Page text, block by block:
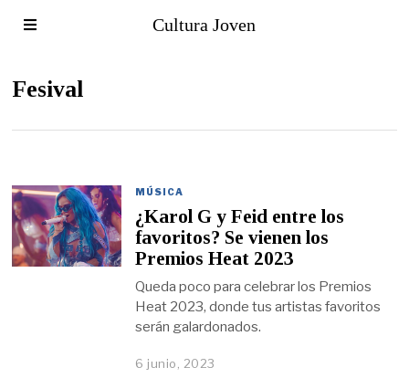
Cultura Joven
Fesival
MÚSICA
¿Karol G y Feid entre los
favoritos? Se vienen los
Premios Heat 2023
Queda poco para celebrar los Premios
Heat 2023, donde tus artistas favoritos
serán galardonados.
6 junio, 2023